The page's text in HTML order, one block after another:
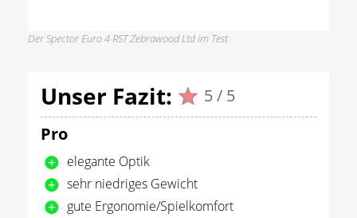
Der Spector Euro 4 RST Zebrawood Ltd im Test
Unser Fazit:
5 / 5
Pro
elegante Optik
sehr niedriges Gewicht
gute Ergonomie/Spielkomfort